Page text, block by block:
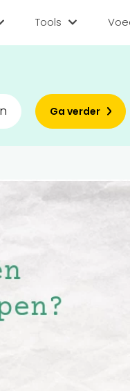
leven
Tools
BMI berekenen
Ga verder